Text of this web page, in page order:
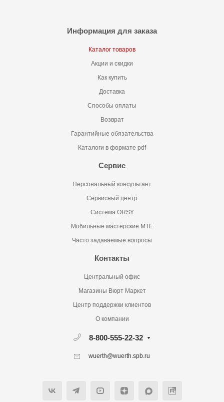
Информация для заказа
Каталог товаров
Акции и скидки
Как купить
Доставка
Способы оплаты
Возврат
Гарантийные обязательства
Каталоги в формате pdf
Сервис
Персональный консультант
Сервисный центр
Система ORSY
Мобильные мастерские MTE
Часто задаваемые вопросы
Контакты
Центральный офис
Магазины Вюрт Маркет
Центр поддержки клиентов
О компании
8-800-555-22-32
wuerth@wuerth.spb.ru